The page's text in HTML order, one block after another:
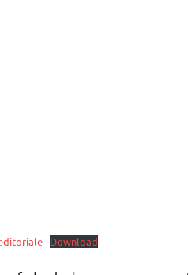
Download